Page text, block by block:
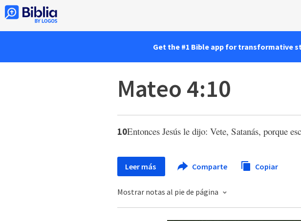
Get the #1 Bible app for transformative
Mateo 4:10
10Entonces Jesús le dijo: Vete, Satanás, porque
Leer más Comparte Copiar
Mostrar notas al pie de página